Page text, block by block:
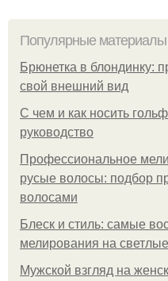
Популярные материалы
Брюнетка в блондинку:
свой внешний вид
С чем и как носить
руководство
Профессиональное
русые волосы: подбор
волосами
Блеск и стиль: самые
мелирования на
Мужской взгляд на